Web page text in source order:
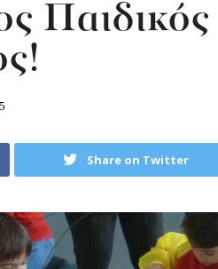
Παιδικός
Share on Twitter